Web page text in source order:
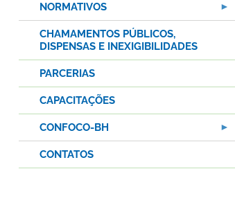
NORMATIVOS
CHAMAMENTOS PÚBLICOS,
DISPENSAS E INEXIGIBILIDADES
PARCERIAS
CAPACITAÇÕES
CONFOCO-BH
CONTATOS